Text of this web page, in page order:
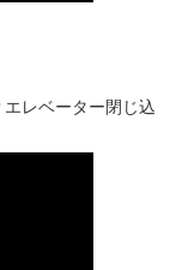
エレベーター閉じ込